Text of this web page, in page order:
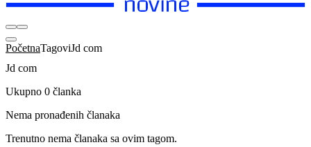
PočetnaTagoviJd com
Jd com
Ukupno 0 članka
Nema pronađenih članaka
Trenutno nema članaka sa ovim tagom.